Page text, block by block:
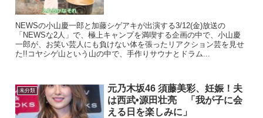
NEWSの小山慶一郎と加藤シゲアキが出演する3/12(金)放送の
「NEWSな2人」で、極上キャンプを満喫する企画の中で、小山慶
一郎が、お笑い芸人にも負けない体を張ったリアクション芸を見せ
た!!コヤシゲ山という山の中で、手作りサウナとドラム...
未分類
元乃木坂46 須藤美彩、妊娠！夫
は西武•源田壮亮 「我が子に会
える日を楽しみに」